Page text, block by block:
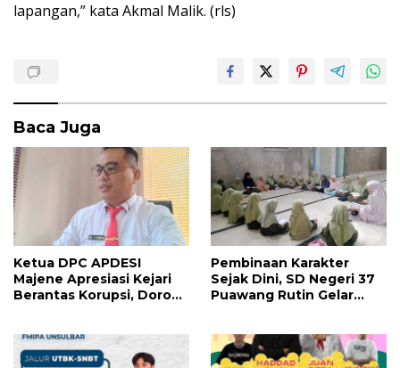
lapangan,” kata Akmal Malik. (rls)
Baca Juga
Ketua DPC APDESI
Majene Apresiasi Kejari
Berantas Korupsi, Dorong
Pembinaan Karakter
Sejak Dini, SD Negeri 37
Puawang Rutin Gelar